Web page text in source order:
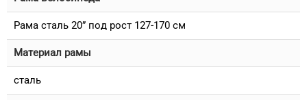
Рама сталь 20” под рост 127-170 см
Материал рамы
сталь